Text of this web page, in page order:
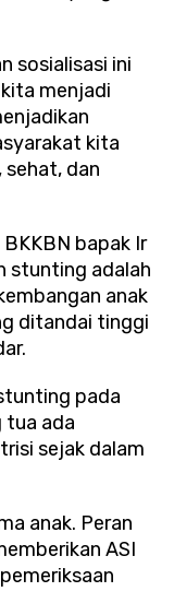
sosialisasi ini
menjadi
kita
sehat, dan
bapak Ir
stunting adalah
anak
ditandai tinggi
pada
tua ada
sejak dalam
anak. Peran
ASI